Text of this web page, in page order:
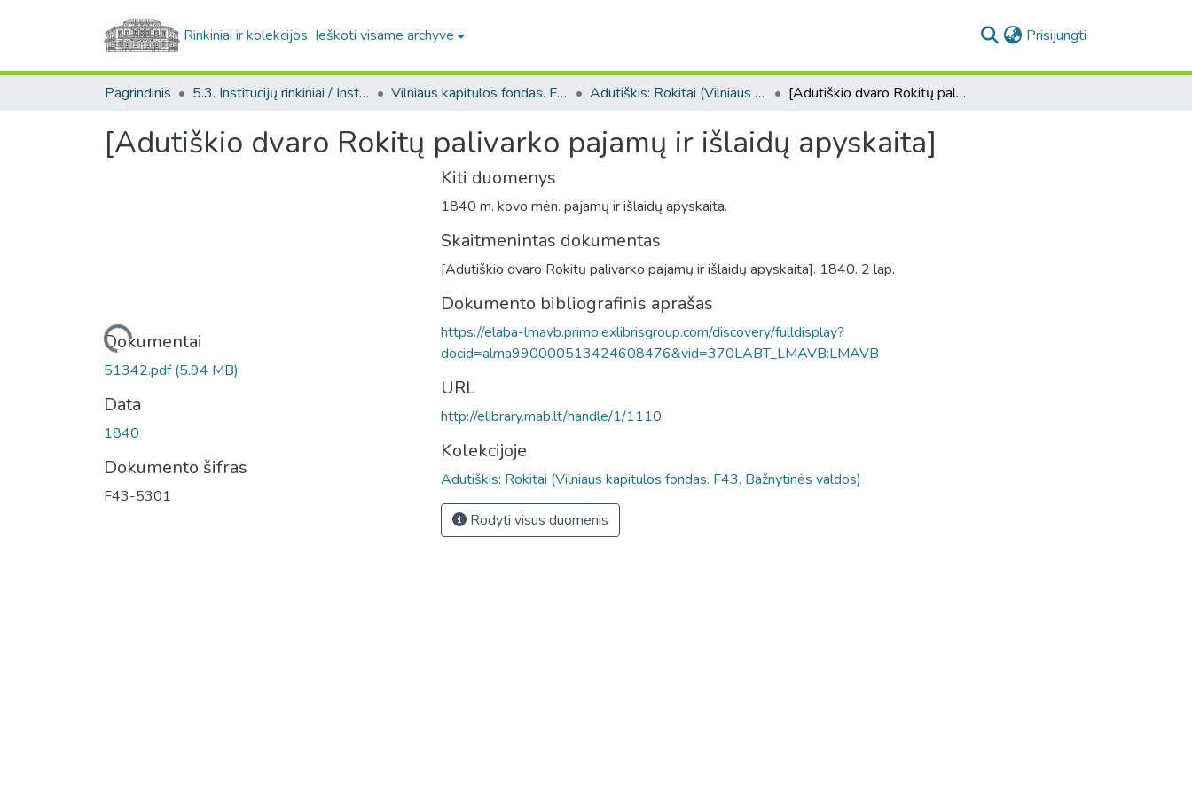
Rinkiniai ir kolekcijos Ieškoti visame archyve Prisijungti
Pagrindinis 5.3. Institucijų rinkiniai / Institutional collections Vilniaus kapitulos fondas. F43 Adutiškis: Rokitai (Vilniaus kapitulos fondas. F43. Bažnytinės valdos) [Adutiškio dvaro Rokitų palivarko pajamų ir išlaidų apyskaita]
[Adutiškio dvaro Rokitų palivarko pajamų ir išlaidų apyskaita]
Įkeliama...
Dokumentai
51342.pdf(5.94 MB)
Data
1840
Dokumento šifras
F43-5301
Kiti duomenys
1840 m. kovo mėn. pajamų ir išlaidų apyskaita.
Skaitmenintas dokumentas
[Adutiškio dvaro Rokitų palivarko pajamų ir išlaidų apyskaita]. 1840. 2 lap.
Dokumento bibliografinis aprašas
https://elaba-lmavb.primo.exlibrisgroup.com/discovery/fulldisplay?
docid=alma990000513424608476&vid=370LABT_LMAVB:LMAVB
URL
http://elibrary.mab.lt/handle/1/1110
Kolekcijoje
Adutiškis: Rokitai (Vilniaus kapitulos fondas. F43. Bažnytinės valdos)
Rodyti visus duomenis